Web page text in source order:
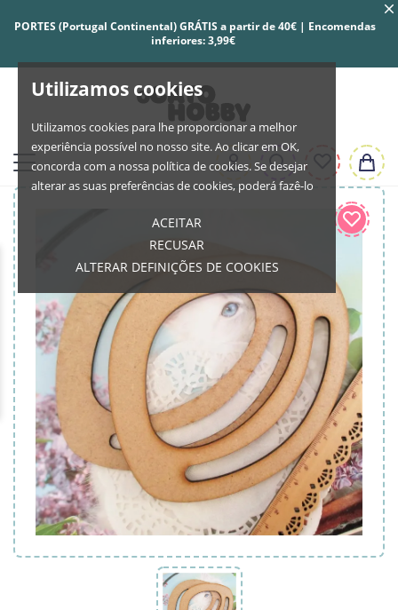
Utilizamos cookies
Utilizamos cookies para lhe proporcionar a melhor
experiência possível no nosso site. Ao clicar em OK,
concorda com a nossa política de cookies. Se desejar
alterar as suas preferências de cookies, poderá fazê-lo
ACEITAR
RECUSAR
ALTERAR DEFINIÇÕES DE COOKIES
PORTES (Portugal Continental) GRÁTIS a partir de 40€ | Encomendas
inferiores: 3,99€